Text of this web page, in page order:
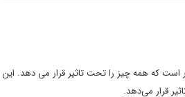
است که همه چیز را تحت تاثیر قرار می دهد. این
قرار می‌دهد.